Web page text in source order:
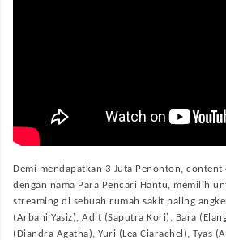
Demi mendapatkan 3 Juta Penonton, content
dengan nama Para Pencari Hantu, memilih
streaming di sebuah rumah sakit paling
(Arbani Yasiz), Adit (Saputra Kori), Bara
(Diandra Agatha), Yuri (Lea Ciarachel), Tyas